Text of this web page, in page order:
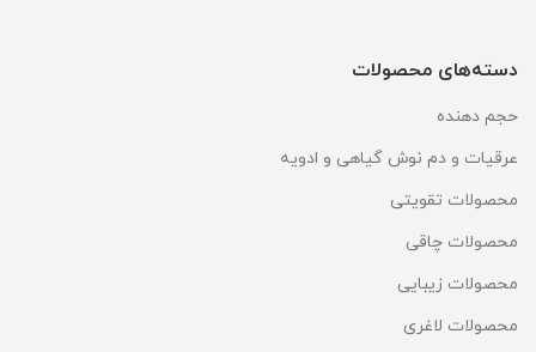
دسته‌های محصولات
حجم دهنده
عرقیات و دم نوش گیاهی و ادویه
محصولات تقویتی
محصولات چاقی
محصولات زیبایی
محصولات لاغری